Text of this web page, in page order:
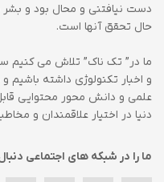
دست نیافتنی و محال بود و بشر
حال تحقق آنها است.
ما در” تک ناک” تلاش می کنیم
و اخبار تکنولوژی داشته باشیم
علمی و دانش محور محتوایی قابل
دنیا در اختیار علاقمندان و
ما را در شبکه های اجتماعی